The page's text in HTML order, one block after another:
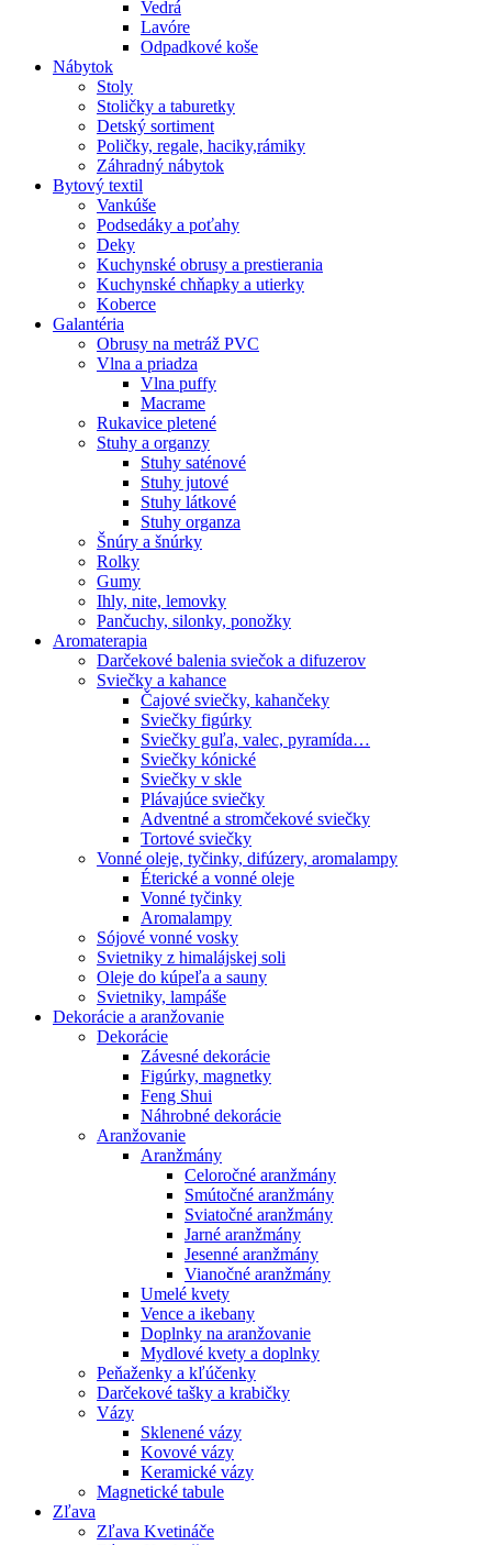
Vedrá
Lavóre
Odpadkové koše
Nábytok
Stoly
Stoličky a taburetky
Detský sortiment
Poličky, regale, haciky,rámiky
Záhradný nábytok
Bytový textil
Vankúše
Podsedáky a poťahy
Deky
Kuchynské obrusy a prestierania
Kuchynské chňapky a utierky
Koberce
Galantéria
Obrusy na metráž PVC
Vlna a priadza
Vlna puffy
Macrame
Rukavice pletené
Stuhy a organzy
Stuhy saténové
Stuhy jutové
Stuhy látkové
Stuhy organza
Šnúry a šnúrky
Rolky
Gumy
Ihly, nite, lemovky
Pančuchy, silonky, ponožky
Aromaterapia
Darčekové balenia sviečok a difuzerov
Sviečky a kahance
Čajové sviečky, kahančeky
Sviečky figúrky
Sviečky guľa, valec, pyramída…
Sviečky kónické
Sviečky v skle
Plávajúce sviečky
Adventné a stromčekové sviečky
Tortové sviečky
Vonné oleje, tyčinky, difúzery, aromalampy
Éterické a vonné oleje
Vonné tyčinky
Aromalampy
Sójové vonné vosky
Svietniky z himalájskej soli
Oleje do kúpeľa a sauny
Svietniky, lampáše
Dekorácie a aranžovanie
Dekorácie
Závesné dekorácie
Figúrky, magnetky
Feng Shui
Náhrobné dekorácie
Aranžovanie
Aranžmány
Celoročné aranžmány
Smútočné aranžmány
Sviatočné aranžmány
Jarné aranžmány
Jesenné aranžmány
Vianočné aranžmány
Umelé kvety
Vence a ikebany
Doplnky na aranžovanie
Mydlové kvety a doplnky
Peňaženky a kľúčenky
Darčekové tašky a krabičky
Vázy
Sklenené vázy
Kovové vázy
Keramické vázy
Magnetické tabule
Zľava
Zľava Kvetináče